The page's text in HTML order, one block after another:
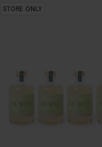
STORE ONLY